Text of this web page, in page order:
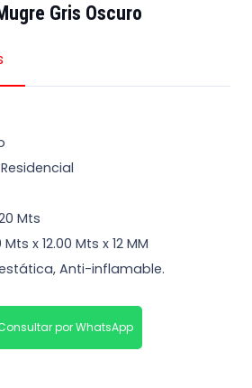
Gris Oscuro
Mts
x 12.00 Mts x 12 MM
Anti-inflamable.
por WhatsApp